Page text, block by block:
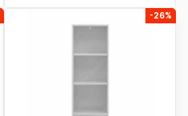
-26%